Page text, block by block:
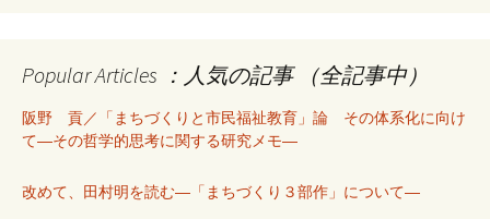
Popular Articles ：人気の記事 （全記事中）
阪野 貢／「まちづくりと市民福祉教育」論 その体系化に向け
て―その哲学的思考に関する研究メモ―
改めて、田村明を読む―「まちづくり３部作」について―